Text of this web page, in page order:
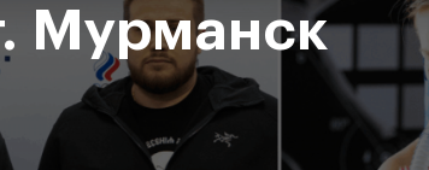
Мурманск